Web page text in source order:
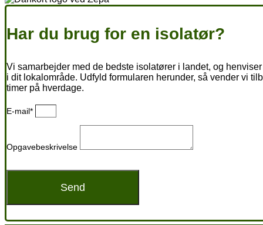
Har du brug for en isolatør?
Vi samarbejder med de bedste isolatører i landet, og
i dit lokalområde. Udfyld formularen herunder, så vender vi
timer på hverdage.
E-mail*
Opgavebeskrivelse
Send